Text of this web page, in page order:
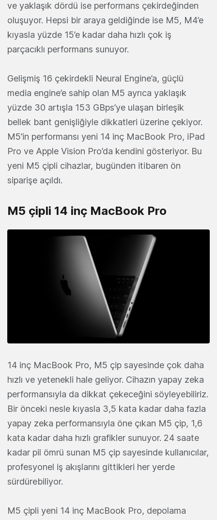
ve yaklaşık dördü ise performans çekirdeğinden
oluşuyor. Hepsi bir araya geldiğinde ise M5, M4’e
kıyasla yüzde 15’e kadar daha hızlı çok iş
parçacıklı performans sunuyor.
Gelişmiş 16 çekirdekli Neural Engine’a, güçlü
media engine’e sahip olan M5 ayrıca yaklaşık
yüzde 30 artışla 153 GBps’ye ulaşan birleşik
bellek bant genişliğiyle dikkatleri üzerine çekiyor.
M5’in performansı yeni 14 inç MacBook Pro, iPad
Pro ve Apple Vision Pro’da kendini gösteriyor. Bu
yeni M5 çipli cihazlar, bugünden itibaren ön
siparişe açıldı.
M5 çipli 14 inç MacBook Pro
14 inç MacBook Pro, M5 çip sayesinde çok daha
hızlı ve yetenekli hale geliyor. Cihazın yapay zeka
performansıyla da dikkat çekeceğini söyleyebiliriz.
Bir önceki nesle kıyasla 3,5 kata kadar daha fazla
yapay zeka performansıyla öne çıkan M5 çip, 1,6
kata kadar daha hızlı grafikler sunuyor. 24 saate
kadar pil ömrü sunan M5 çip sayesinde kullanıcılar,
profesyonel iş akışlarını gittikleri her yerde
sürdürebiliyor.
M5 çipli yeni 14 inç MacBook Pro, depolama